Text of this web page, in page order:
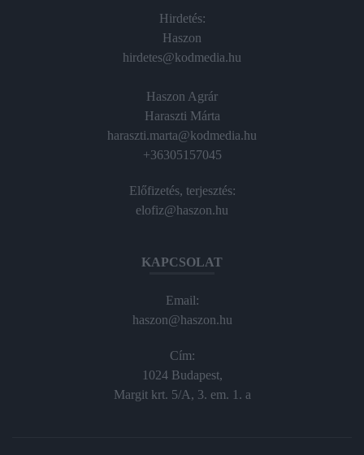
Hirdetés:
Haszon
hirdetes@kodmedia.hu
Haszon Agrár
Haraszti Márta
haraszti.marta@kodmedia.hu
+36305157045
Előfizetés, terjesztés:
elofiz@haszon.hu
KAPCSOLAT
Email:
haszon@haszon.hu
Cím:
1024 Budapest,
Margit krt. 5/A, 3. em. 1. a